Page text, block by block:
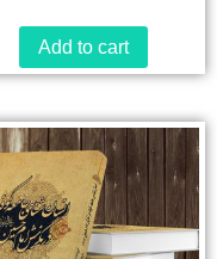
Add to cart